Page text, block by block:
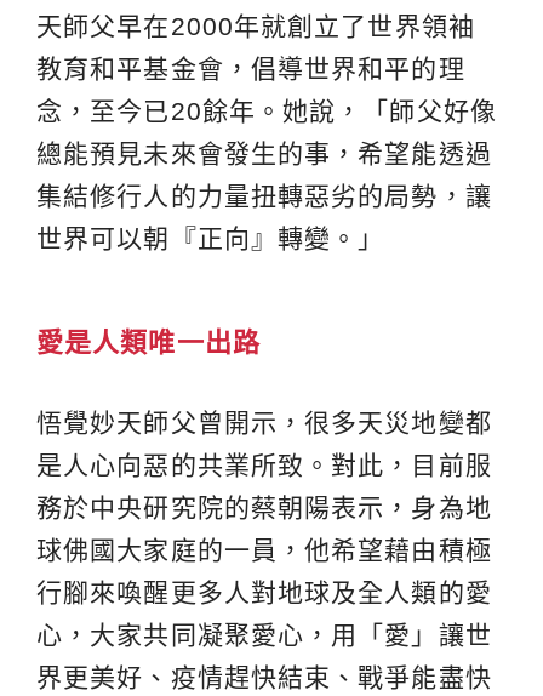
天師父早在2000年就創立了世界領袖
教育和平基金會，倡導世界和平的理
念，至今已20餘年。她說，「師父好像
總能預見未來會發生的事，希望能透過
集結修行人的力量扭轉惡劣的局勢，讓
世界可以朝『正向』轉變。」
愛是人類唯一出路
悟覺妙天師父曾開示，很多天災地變都
是人心向惡的共業所致。對此，目前服
務於中央研究院的蔡朝陽表示，身為地
球佛國大家庭的一員，他希望藉由積極
行腳來喚醒更多人對地球及全人類的愛
心，大家共同凝聚愛心，用「愛」讓世
界更美好、疫情趕快結束、戰爭能盡快